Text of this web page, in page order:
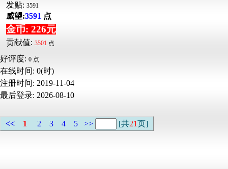
发贴: 3591
威望:3591 点
金币: 226元
贡献值: 3501 点
好评度: 0 点
在线时间: 0(时)
注册时间: 2019-11-04
最后登录: 2026-08-10
<< 1 2 3 4 5 >> [共21页]